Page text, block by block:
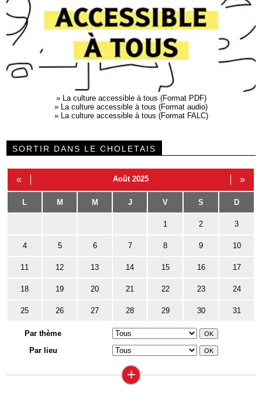
» La culture accessible à tous (Format PDF)
» La culture accessible à tous (Format audio)
» La culture accessible à tous (Format FALC)
SORTIR DANS LE CHOLETAIS
« Août 2025 »
L M M J V S D
1 2 3
4 5 6 7 8 9 10
11 12 13 14 15 16 17
18 19 20 21 22 23 24
25 26 27 28 29 30 31
Par thème
Par lieu
+